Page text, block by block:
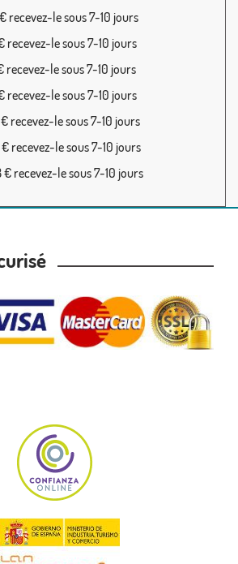
recevez-le sous 7-10 jours
recevez-le sous 7-10 jours
recevez-le sous 7-10 jours
recevez-le sous 7-10 jours
recevez-le sous 7-10 jours
recevez-le sous 7-10 jours
recevez-le sous 7-10 jours